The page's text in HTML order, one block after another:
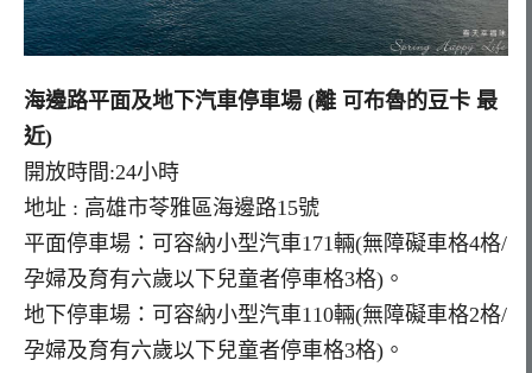
海邊路平面及地下汽車停車場 (離 可布魯的豆卡 最
近)
開放時間:24小時
地址 : 高雄市苓雅區海邊路15號
平面停車場：可容納小型汽車171輛(無障礙車格4格/
孕婦及育有六歲以下兒童者停車格3格)。
地下停車場：可容納小型汽車110輛(無障礙車格2格/
孕婦及育有六歲以下兒童者停車格3格)。